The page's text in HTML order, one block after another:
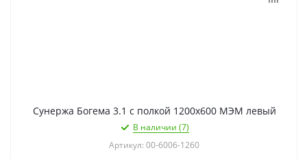
Сунержа Богема 3.1 с полкой 1200х600 МЭМ левый
В наличии (7)
Артикул: 00-6006-1260